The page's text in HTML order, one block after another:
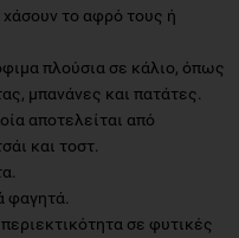
το αφρό τους ή
πλούσια σε κάλιο, όπως
μπανάνες και πατάτες.
αποτελείται από
και τοστ.
φαγητά.
σε φυτικές